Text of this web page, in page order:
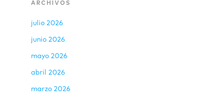
ARCHIVOS
julio 2026
junio 2026
mayo 2026
abril 2026
marzo 2026